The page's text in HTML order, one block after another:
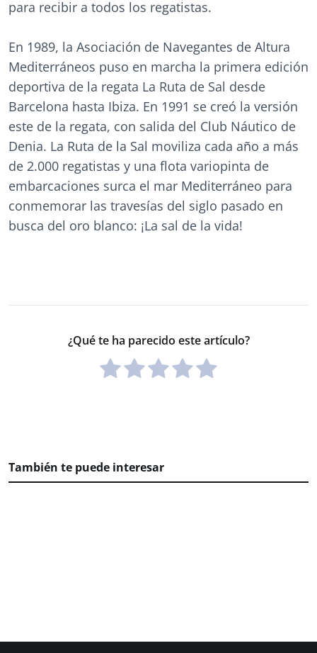
para recibir a todos los regatistas.
En 1989, la Asociación de Navegantes de Altura
Mediterráneos puso en marcha la primera edición
deportiva de la regata La Ruta de Sal desde
Barcelona hasta Ibiza. En 1991 se creó la versión
este de la regata, con salida del Club Náutico de
Denia. La Ruta de la Sal moviliza cada año a más
de 2.000 regatistas y una flota variopinta de
embarcaciones surca el mar Mediterráneo para
conmemorar las travesías del siglo pasado en
busca del oro blanco: ¡La sal de la vida!
¿Qué te ha parecido este artículo?
También te puede interesar